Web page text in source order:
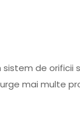
de orificii
mai multe